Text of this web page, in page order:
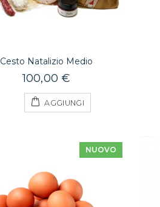
Cesto Natalizio Medio
100,00 €
AGGIUNGI
NUOVO